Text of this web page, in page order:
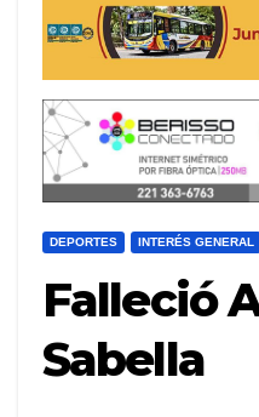
DEPORTES INTERÉS GENERAL
Falleció
Sabella